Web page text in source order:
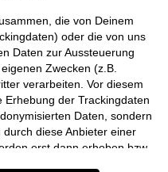
die von Deinem
oder die von uns
Daten zur Aussteuerung
Zwecken (z.B.
verarbeiten. Vor diesem
der Trackingdaten
Daten, sondern
diese Anbieter einer
erst dann erhoben bzw.